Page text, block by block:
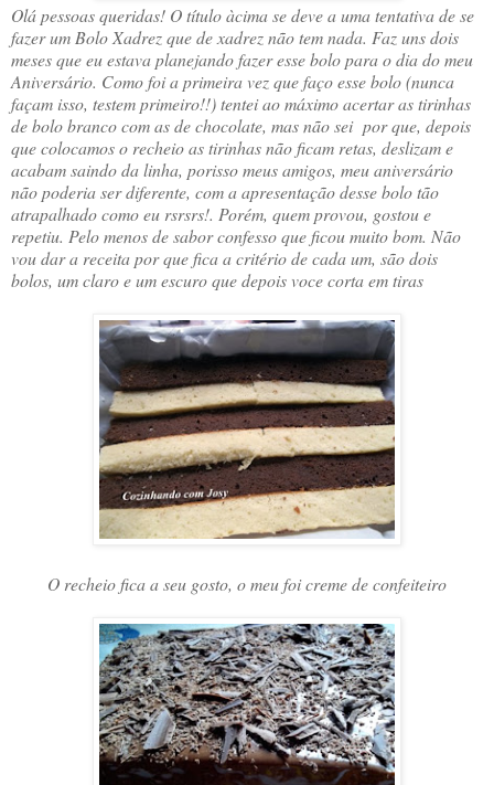
Olá pessoas queridas! O título àcima se deve a uma tentativa de se
fazer um Bolo Xadrez que de xadrez não tem nada. Faz uns dois
meses que eu estava planejando fazer esse bolo para o dia do meu
Aniversário. Como foi a primeira vez que faço esse bolo (nunca
façam isso, testem primeiro!!) tentei ao máximo acertar as tirinhas
de bolo branco com as de chocolate, mas não sei por que, depois
que colocamos o recheio as tirinhas não ficam retas, deslizam e
acabam saindo da linha, porisso meus amigos, meu aniversário
não poderia ser diferente, com a apresentação desse bolo tão
atrapalhado como eu rsrsrs!. Porém, quem provou, gostou e
repetiu. Pelo menos de sabor confesso que ficou muito bom. Não
vou dar a receita por que fica a critério de cada um, são dois
bolos, um claro e um escuro que depois voce corta em tiras
O recheio fica a seu gosto, o meu foi creme de confeiteiro